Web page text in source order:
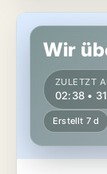
Wir
ZULETZT
02:38 •
Erstellt 7 d